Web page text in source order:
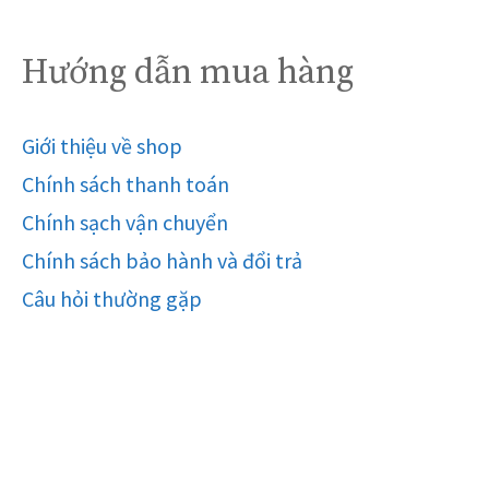
Hướng dẫn mua hàng
Giới thiệu về shop
Chính sách thanh toán
Chính sạch vận chuyển
Chính sách bảo hành và đổi trả
Câu hỏi thường gặp